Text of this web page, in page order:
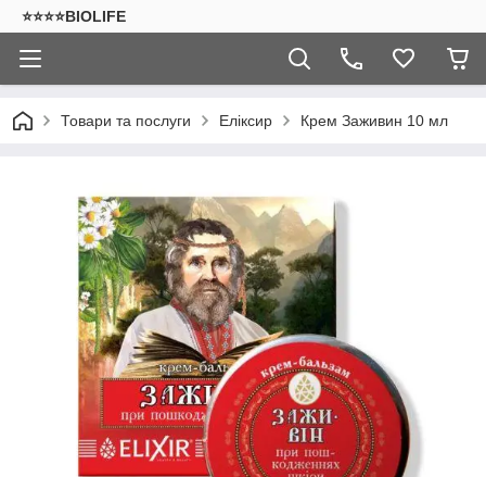
⭐⭐⭐⭐BIOLIFE
Товари та послуги Еліксир Крем Заживин 10 мл